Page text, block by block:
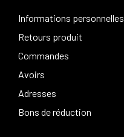
Informations personnelles
Retours produit
Commandes
Avoirs
Adresses
Bons de réduction